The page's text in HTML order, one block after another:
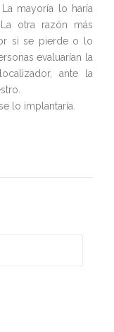
mayoría lo haría
otra razón más
si se pierde o lo
evaluarían la
ante la
lo implantaría.